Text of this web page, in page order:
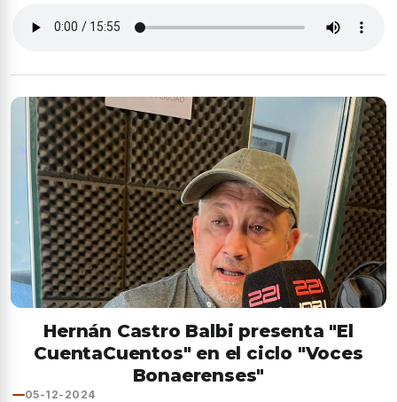
Hernán Castro Balbi presenta "El
CuentaCuentos" en el ciclo "Voces
Bonaerenses"
05-12-2024